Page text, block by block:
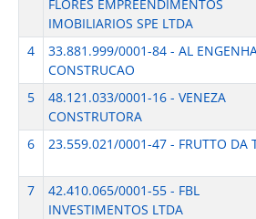
FLORES EMPREENDIMENTOS
IMOBILIARIOS SPE LTDA
4
33.881.999/0001-84 - AL
CONSTRUCAO
5
48.121.033/0001-16 - VENEZA
CONSTRUTORA
6
23.559.021/0001-47 - FRUTTO DA
7
42.410.065/0001-55 - FBL
INVESTIMENTOS LTDA